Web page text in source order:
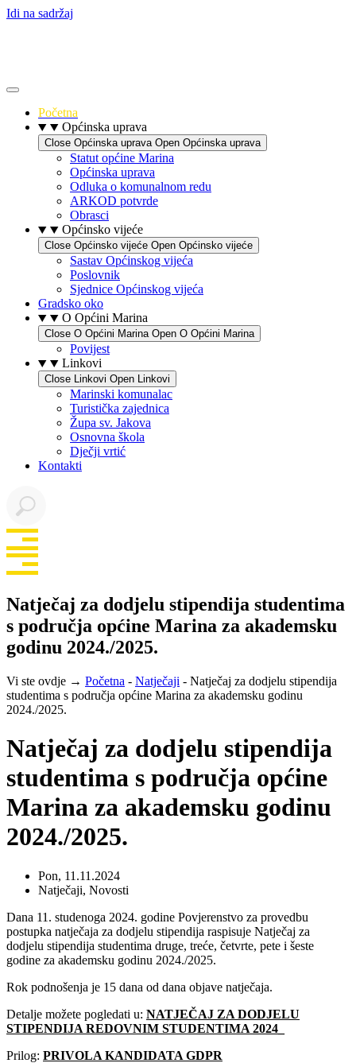
Idi na sadržaj
Početna
Općinska uprava
Close Općinska uprava Open Općinska uprava
Statut općine Marina
Općinska uprava
Odluka o komunalnom redu
ARKOD potvrde
Obrasci
Općinsko vijeće
Close Općinsko vijeće Open Općinsko vijeće
Sastav Općinskog vijeća
Poslovnik
Sjednice Općinskog vijeća
Gradsko oko
O Općini Marina
Close O Općini Marina Open O Općini Marina
Povijest
Linkovi
Close Linkovi Open Linkovi
Marinski komunalac
Turistička zajednica
Župa sv. Jakova
Osnovna škola
Dječji vrtić
Kontakti
Natječaj za dodjelu stipendija studentima
s područja općine Marina za akademsku
godinu 2024./2025.
Vi ste ovdje → Početna - Natječaji - Natječaj za dodjelu stipendija
studentima s područja općine Marina za akademsku godinu
2024./2025.
Natječaj za dodjelu stipendija
studentima s područja općine
Marina za akademsku godinu
2024./2025.
Pon, 11.11.2024
Natječaji, Novosti
Dana 11. studenoga 2024. godine Povjerenstvo za provedbu
postupka natječaja za dodjelu stipendija raspisuje Natječaj za
dodjelu stipendija studentima druge, treće, četvrte, pete i šeste
godine za akademsku godinu 2024./2025.
Rok podnošenja je 15 dana od dana objave natječaja.
Detalje možete pogledati u: NATJEČAJ ZA DODJELU
STIPENDIJA REDOVNIM STUDENTIMA 2024_
Prilog: PRIVOLA KANDIDATA GDPR